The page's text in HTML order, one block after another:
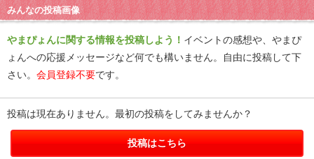
みんなの投稿画像
やまぴょんに関する情報を投稿しよう！ イベントの感想や、やまぴ
ょんへの応援メッセージなど何でも構いません。自由に投稿して下
さい。 会員登録不要です。
投稿は現在ありません。最初の投稿をしてみませんか？
投稿はこちら